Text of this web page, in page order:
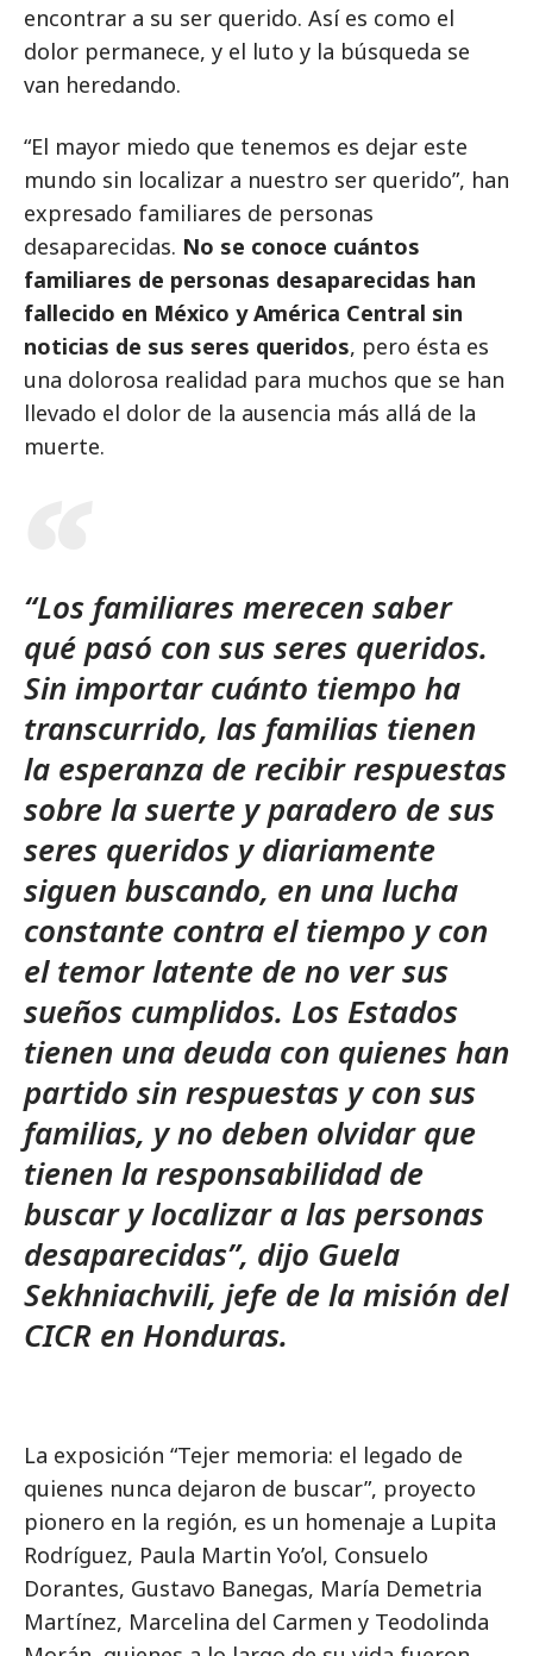
encontrar a su ser querido. Así es como el
dolor permanece, y el luto y la búsqueda se
van heredando.
“El mayor miedo que tenemos es dejar este
mundo sin localizar a nuestro ser querido”, han
expresado familiares de personas
desaparecidas. No se conoce cuántos
familiares de personas desaparecidas han
fallecido en México y América Central sin
noticias de sus seres queridos, pero ésta es
una dolorosa realidad para muchos que se han
llevado el dolor de la ausencia más allá de la
muerte.
“Los familiares merecen saber
qué pasó con sus seres queridos.
Sin importar cuánto tiempo ha
transcurrido, las familias tienen
la esperanza de recibir respuestas
sobre la suerte y paradero de sus
seres queridos y diariamente
siguen buscando, en una lucha
constante contra el tiempo y con
el temor latente de no ver sus
sueños cumplidos. Los Estados
tienen una deuda con quienes han
partido sin respuestas y con sus
familias, y no deben olvidar que
tienen la responsabilidad de
buscar y localizar a las personas
desaparecidas”, dijo Guela
Sekhniachvili, jefe de la misión del
CICR en Honduras.
La exposición “Tejer memoria: el legado de
quienes nunca dejaron de buscar”, proyecto
pionero en la región, es un homenaje a Lupita
Rodríguez, Paula Martin Yo’ol, Consuelo
Dorantes, Gustavo Banegas, María Demetria
Martínez, Marcelina del Carmen y Teodolinda